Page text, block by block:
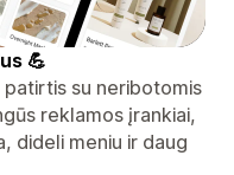
💪
su neribotomis
reklamos įrankiai,
dideli meniu ir daug